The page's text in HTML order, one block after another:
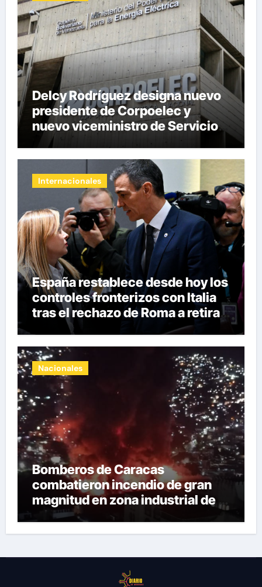
Delcy Rodríguez designa nuevo
presidente de Corpoelec y
nuevo viceministro de Servicios
Eléctricos
Internacionales
España restablece desde hoy los
controles fronterizos con Italia
tras el rechazo de Roma a retirar
las restricciones
Nacionales
Bomberos de Caracas
combatieron incendio de gran
magnitud en zona industrial de El
Llanito